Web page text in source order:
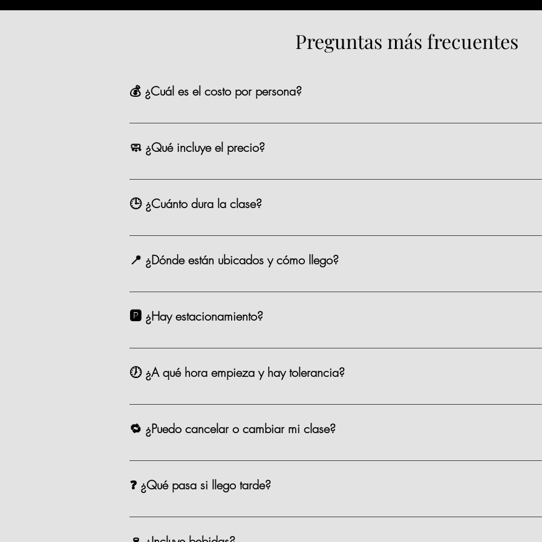
Preguntas más frecuentes
💰 ¿Cuál es el costo por persona?
La mayoría de nuestras opciones tienen un precio de $1,590 MXN por persona, existen algunas
🧼 ¿Qué incluye el precio?
Chef, ingredientes, mandil, bebida, materiales, limpieza y servicio.
🕒 ¿Cuánto dura la clase?
Entre 2.5 y 3 horas.
📍 ¿Dónde están ubicados y cómo llego?
Estamos en Andador Prado Norte Piso 2, Prado Norte 420, en Lomas de Chapultepec, CDMX.
taxi. 🗺️ Google Maps Como Llegar?
🅿️ ¿Hay estacionamiento?
Sí. Contamos con valet parking en el sótano 1 de la plaza. Costo: $35 por hora. También hay
🕖 ¿A qué hora empieza y hay tolerancia?
Las clases comienzan puntualmente a la hora asignada del evento. Hay una tolerancia de 15
🔁 ¿Puedo cancelar o cambiar mi clase?
Sí, puedes cancelar o reagendar con al menos 72 horas de anticipación. Después de ese plazo,
❓ ¿Qué pasa si llego tarde?
Si llegas después de los primeros 15–20 minutos, te puedes integrar, pero es probable que te